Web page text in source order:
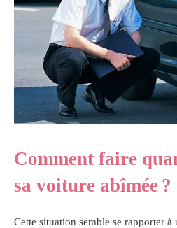
Comment faire
sa voiture abîmée ?
Cette situation semble se rapporter à